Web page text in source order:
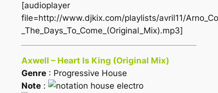
[audioplayer
file=http://www.djkix.com/playlists/avril11/
_The_Days_To_Come_(Original_Mix).mp3]
Axwell – Heart Is King (Original Mix)
Genre: Progressive House
Note: